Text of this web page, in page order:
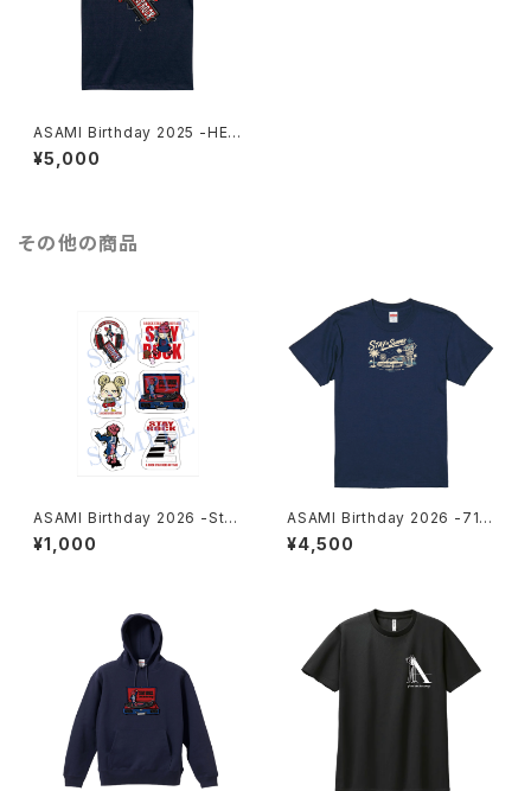
ASAMI Birthday 2025 -HEA
DPHONES- T-shirt Navy W
OMEN
¥5,000
その他の商品
ASAMI Birthday 2026 -Stay
Rock- Stickers
¥1,000
ASAMI Birthday 2026 -710-
T-shirt Indigo MEN
¥4,500